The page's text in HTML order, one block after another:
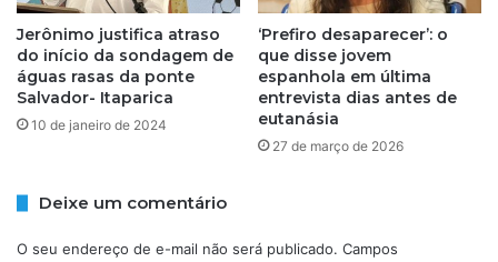
r
o
g
a
s
n
A
e
r
o
p
o
r
d
S
Jerônimo justifica atraso
do início da sondagem de
águas rasas da ponte
Salvador- Itaparica
10 de janeiro de 2024
‘Prefiro desaparecer’: o
que disse jovem
espanhola em última
entrevista dias antes de
eutanásia
27 de março de 2026
Deixe um comentário
O seu endereço de e-mail não será publicado. Campos